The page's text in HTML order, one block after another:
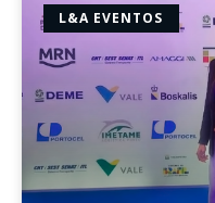
L&A EVENTOS